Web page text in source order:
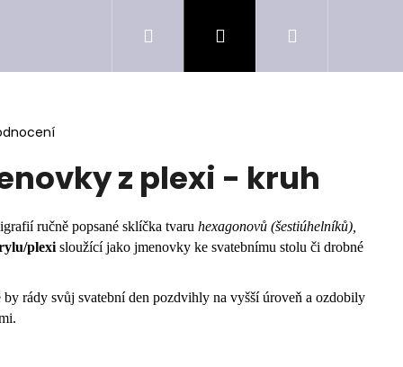
Přihlášení
z plexi - kruh
ručně popsané sklíčka tvaru hexagonovů (šestiúhelníků),
plexi sloužící jako jmenovky ke svatebnímu stolu či drobné
by rády svůj svatební den pozdvihly na vyšší úroveň a ozdobily